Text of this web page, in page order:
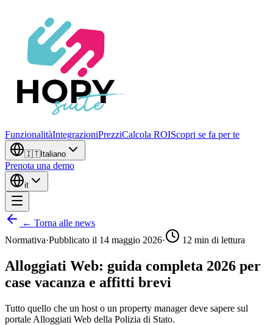
FunzionalitàIntegrazioniPrezziCalcola ROIScopri se fa per te
🇮🇹Italiano
Prenota una demo
it
← Torna alle news
Normativa·Pubblicato il 14 maggio 2026· 12 min di lettura
Alloggiati Web: guida completa 2026 per
case vacanza e affitti brevi
Tutto quello che un host o un property manager deve sapere sul
portale Alloggiati Web della Polizia di Stato.